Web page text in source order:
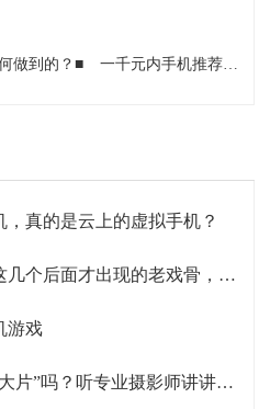
做到的？■ 一千元内手机推荐，这4款值得买
真的是云上的虚拟手机？
才出现的老戏骨，比孙俪演得还出彩
游戏
”吗？听专业摄影师讲讲丨揭秘